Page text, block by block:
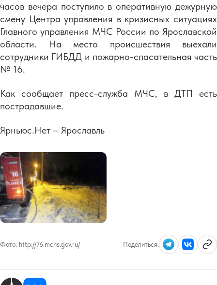
часов вечера поступило в оперативную дежурную
смену Центра управления в кризисных ситуациях
Главного управления МЧС России по Ярославской
области. На место происшествия выехали
сотрудники ГИБДД и пожарно-спасательная часть
№ 16.
Как сообщает пресс-служба МЧС, в ДТП есть
пострадавшие.
Ярньюс.Нет – Ярославль
Фото: http://76.mchs.gov.ru/ Поделиться: